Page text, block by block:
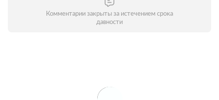
Комментарии закрыты за истечением срока
давности